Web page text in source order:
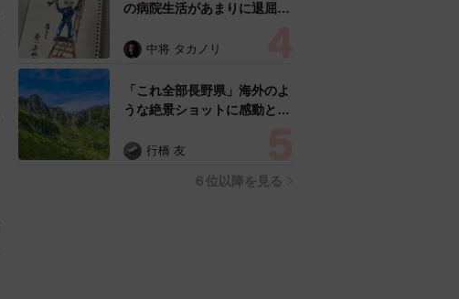
の病院生活があまりに退屈で
い！」→スケッチブックを見
すよ…」
中将 タカノリ
「これ全部長野県」海外のよ
うな絶景ショットに感動と反
ったんだって気づいた」
行橋 友
６位以降を見る